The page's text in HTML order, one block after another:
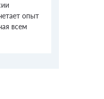
опыт
всем